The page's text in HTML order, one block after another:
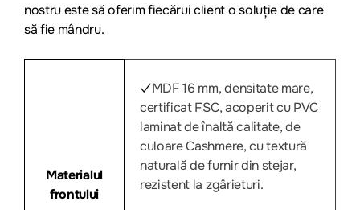
nostru este să oferim fiecărui client o soluție de care
să fie mândru.
Materialul
frontului
✓MDF 16 mm, densitate mare,
certificat FSC, acoperit cu PVC
laminat de înaltă calitate, de
culoare Cashmere, cu textură
naturală de furnir din stejar,
rezistent la zgârieturi.